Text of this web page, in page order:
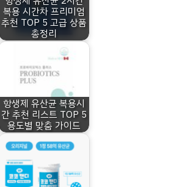
복용 시간차 프리미엄
추천 TOP 5 고급 상품
총정리
항생제 유산균 복용시
간 추천 리스트 TOP 5
용도별 맞춤 가이드